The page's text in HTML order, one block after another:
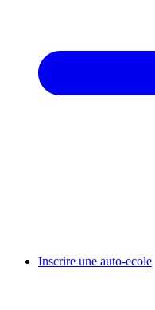
Inscrire une auto-ecole